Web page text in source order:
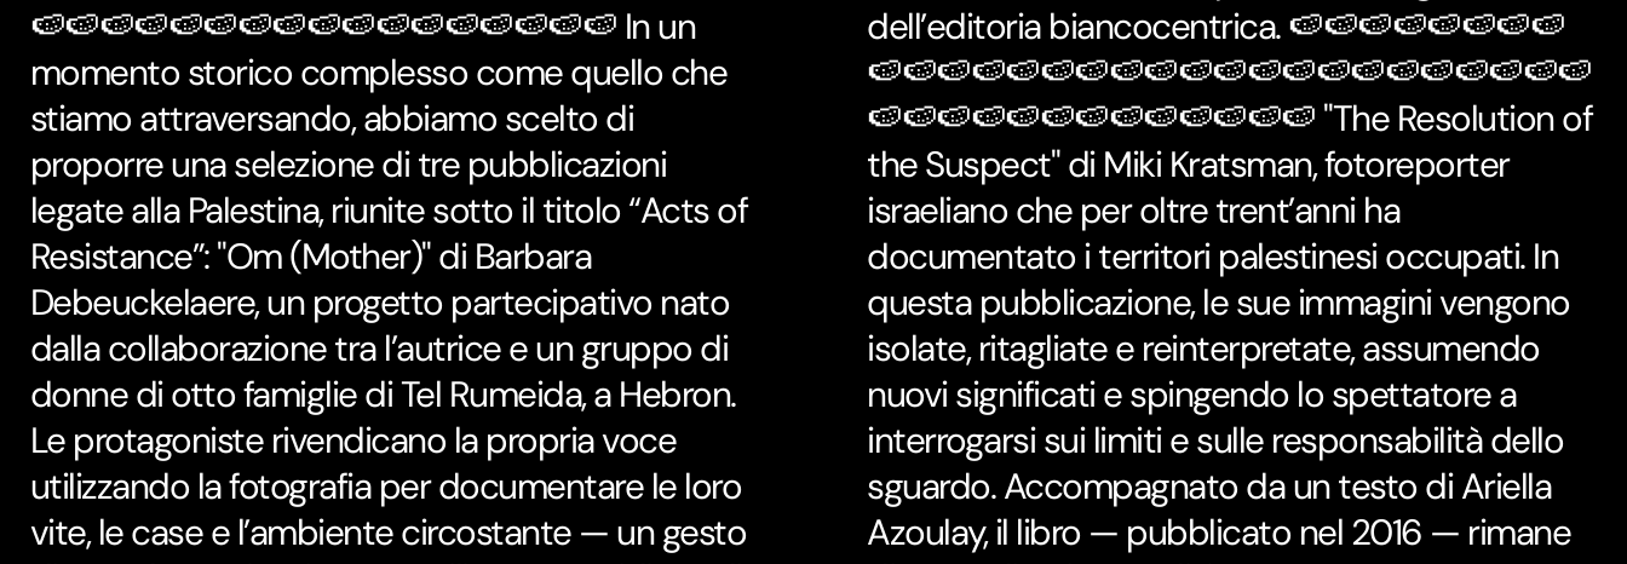
🍉🍉🍉🍉🍉🍉🍉🍉🍉🍉🍉🍉🍉🍉🍉🍉🍉 In un
momento storico complesso come quello che
stiamo attraversando, abbiamo scelto di
proporre una selezione di tre pubblicazioni
legate alla Palestina, riunite sotto il titolo “Acts of
Resistance”: "Om (Mother)" di Barbara
Debeuckelaere, un progetto partecipativo nato
dalla collaborazione tra l’autrice e un gruppo di
donne di otto famiglie di Tel Rumeida, a Hebron.
Le protagoniste rivendicano la propria voce
utilizzando la fotografia per documentare le loro
vite, le case e l’ambiente circostante — un gesto
dell’editoria biancocentrica. 🍉🍉🍉🍉🍉🍉🍉🍉
🍉🍉🍉🍉🍉🍉🍉🍉🍉🍉🍉🍉🍉🍉🍉🍉🍉🍉🍉🍉🍉
🍉🍉🍉🍉🍉🍉🍉🍉🍉🍉🍉🍉🍉 "The Resolution of
the Suspect" di Miki Kratsman, fotoreporter
israeliano che per oltre trent’anni ha
documentato i territori palestinesi occupati. In
questa pubblicazione, le sue immagini vengono
isolate, ritagliate e reinterpretate, assumendo
nuovi significati e spingendo lo spettatore a
interrogarsi sui limiti e sulle responsabilità dello
sguardo. Accompagnato da un testo di Ariella
Azoulay, il libro — pubblicato nel 2016 — rimane